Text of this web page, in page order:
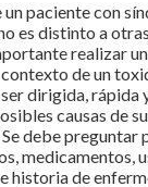
paciente con
es distinto a otras
realizar
de un
dirigida, rápida
causas de
debe preguntar
medicamentos,
historia de